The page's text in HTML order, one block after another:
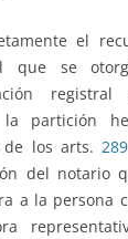
el
se
partición
de los arts.289
del notario
a la persona